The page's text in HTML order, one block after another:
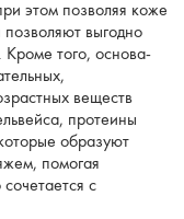
этом позволяя коже
выгодно
Кроме того, основа-
веществ
протеины
образуют
помогая
с